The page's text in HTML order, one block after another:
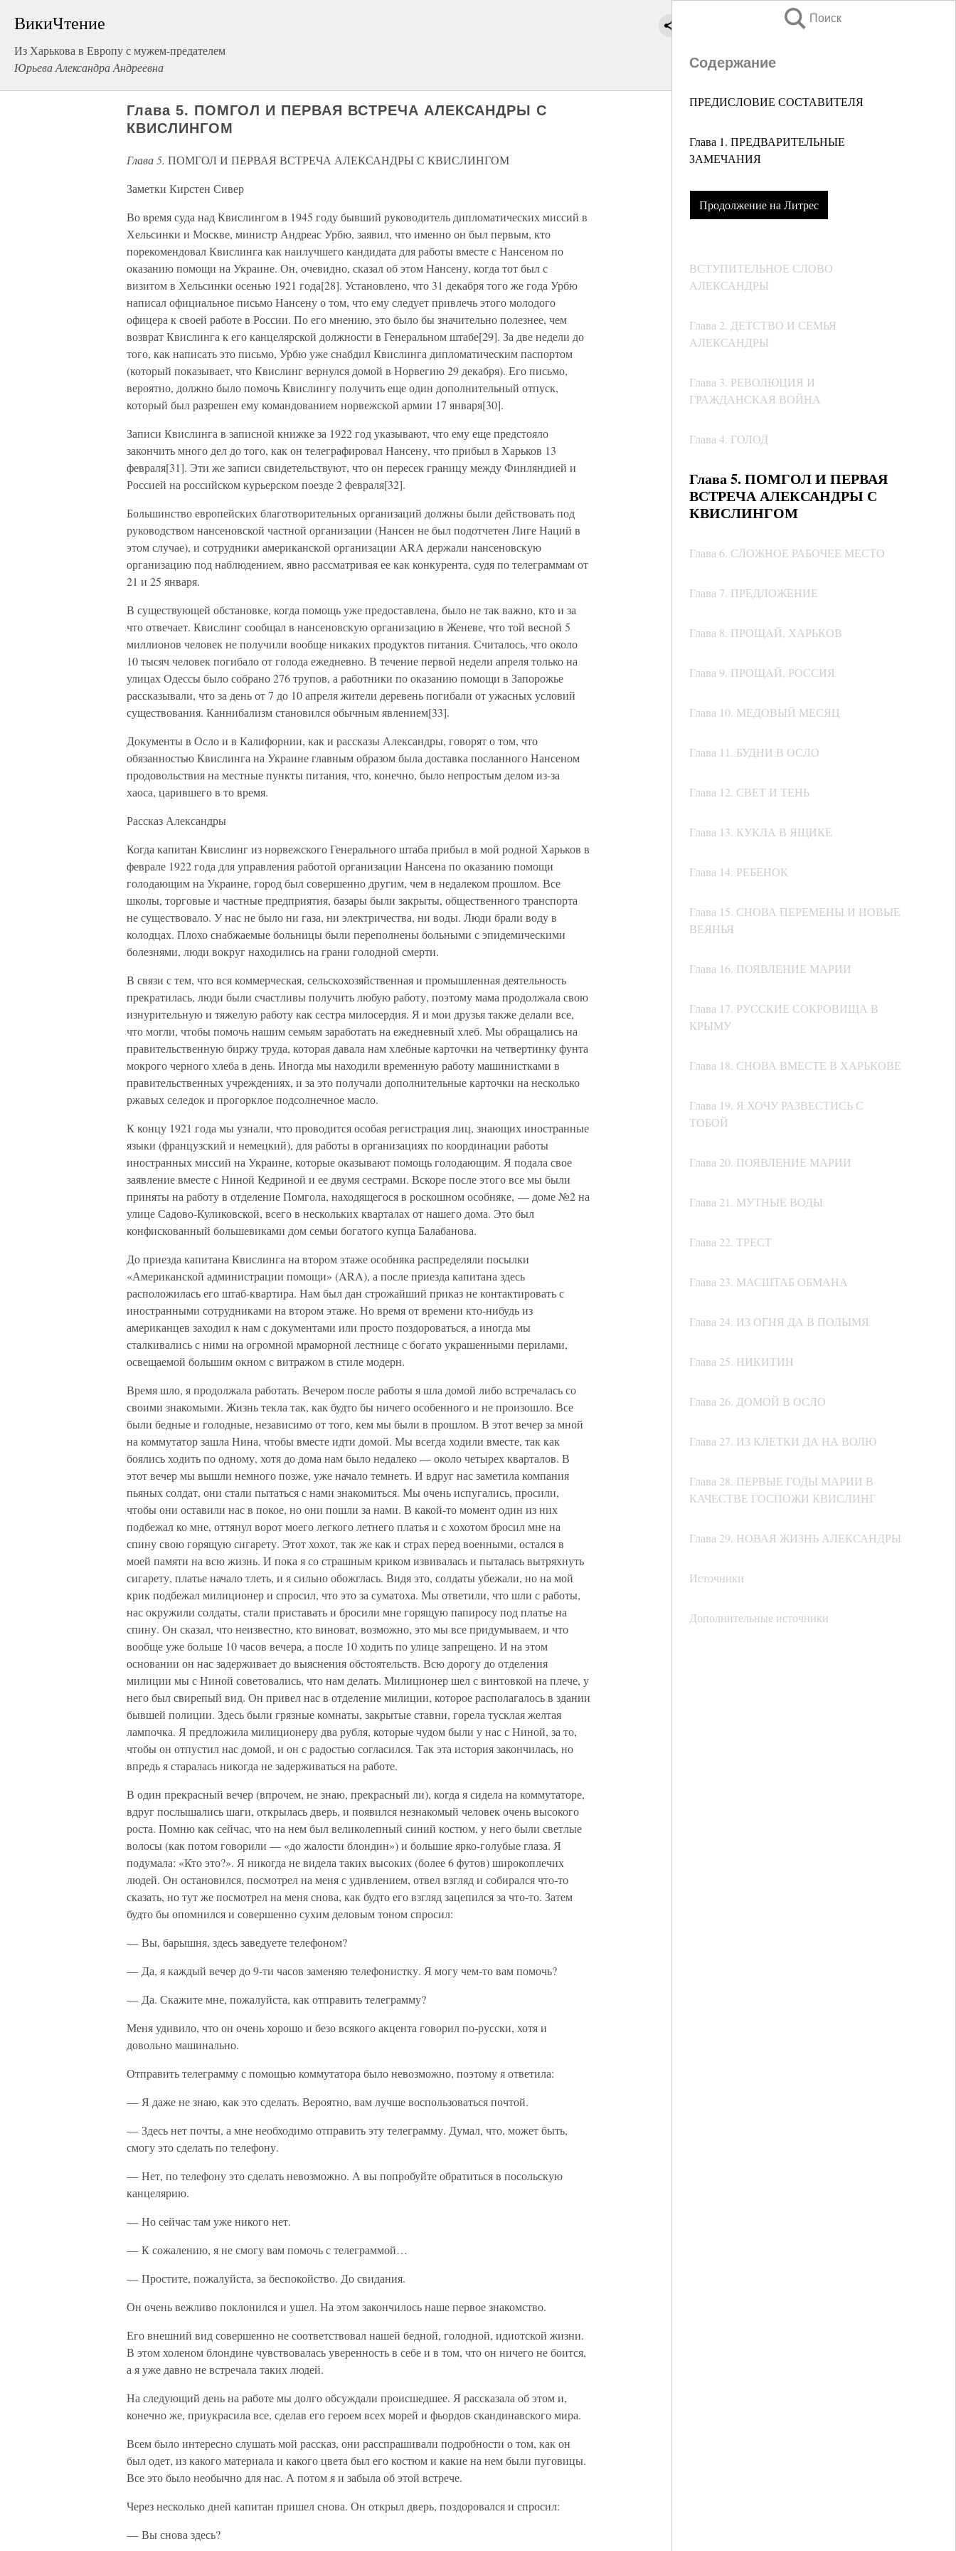
ВикиЧтение
Из Харькова в Европу с мужем-предателем
Юрьева Александра Андреевна
Поиск
Содержание
ПРЕДИСЛОВИЕ СОСТАВИТЕЛЯ
Глава 1. ПРЕДВАРИТЕЛЬНЫЕ
ЗАМЕЧАНИЯ
Продолжение на Литрес
ВСТУПИТЕЛЬНОЕ СЛОВО
АЛЕКСАНДРЫ
Глава 2. ДЕТСТВО И СЕМЬЯ
АЛЕКСАНДРЫ
Глава 3. РЕВОЛЮЦИЯ И
ГРАЖДАНСКАЯ ВОЙНА
Глава 4. ГОЛОД
Глава 5. ПОМГОЛ И ПЕРВАЯ
ВСТРЕЧА АЛЕКСАНДРЫ С
КВИСЛИНГОМ
Глава 6. СЛОЖНОЕ РАБОЧЕЕ МЕСТО
Глава 7. ПРЕДЛОЖЕНИЕ
Глава 8. ПРОЩАЙ, ХАРЬКОВ
Глава 9. ПРОЩАЙ, РОССИЯ
Глава 10. МЕДОВЫЙ МЕСЯЦ
Глава 11. БУДНИ В ОСЛО
Глава 12. СВЕТ И ТЕНЬ
Глава 13. КУКЛА В ЯЩИКЕ
Глава 14. РЕБЕНОК
Глава 15. СНОВА ПЕРЕМЕНЫ И НОВЫЕ
ВЕЯНЬЯ
Глава 16. ПОЯВЛЕНИЕ МАРИИ
Глава 17. РУССКИЕ СОКРОВИЩА В
КРЫМУ
Глава 18. СНОВА ВМЕСТЕ В ХАРЬКОВЕ
Глава 19. Я ХОЧУ РАЗВЕСТИСЬ С
ТОБОЙ
Глава 20. ПОЯВЛЕНИЕ МАРИИ
Глава 21. МУТНЫЕ ВОДЫ
Глава 22. ТРЕСТ
Глава 23. МАСШТАБ ОБМАНА
Глава 24. ИЗ ОГНЯ ДА В ПОЛЫМЯ
Глава 25. НИКИТИН
Глава 26. ДОМОЙ В ОСЛО
Глава 27. ИЗ КЛЕТКИ ДА НА ВОЛЮ
Глава 28. ПЕРВЫЕ ГОДЫ МАРИИ В
КАЧЕСТВЕ ГОСПОЖИ КВИСЛИНГ
Глава 29. НОВАЯ ЖИЗНЬ АЛЕКСАНДРЫ
Источники
Дополнительные источники
Глава 5. ПОМГОЛ И ПЕРВАЯ ВСТРЕЧА АЛЕКСАНДРЫ С
КВИСЛИНГОМ
Глава 5. ПОМГОЛ И ПЕРВАЯ ВСТРЕЧА АЛЕКСАНДРЫ С КВИСЛИНГОМ
Заметки Кирстен Сивер
Во время суда над Квислингом в 1945 году бывший руководитель дипломатических миссий в
Хельсинки и Москве, министр Андреас Урбю, заявил, что именно он был первым, кто
порекомендовал Квислинга как наилучшего кандидата для работы вместе с Нансеном по
оказанию помощи на Украине. Он, очевидно, сказал об этом Нансену, когда тот был с
визитом в Хельсинки осенью 1921 года[28]. Установлено, что 31 декабря того же года Урбю
написал официальное письмо Нансену о том, что ему следует привлечь этого молодого
офицера к своей работе в России. По его мнению, это было бы значительно полезнее, чем
возврат Квислинга к его канцелярской должности в Генеральном штабе[29]. За две недели до
того, как написать это письмо, Урбю уже снабдил Квислинга дипломатическим паспортом
(который показывает, что Квислинг вернулся домой в Норвегию 29 декабря). Его письмо,
вероятно, должно было помочь Квислингу получить еще один дополнительный отпуск,
который был разрешен ему командованием норвежской армии 17 января[30].
Записи Квислинга в записной книжке за 1922 год указывают, что ему еще предстояло
закончить много дел до того, как он телеграфировал Нансену, что прибыл в Харьков 13
февраля[31]. Эти же записи свидетельствуют, что он пересек границу между Финляндией и
Россией на российском курьерском поезде 2 февраля[32].
Большинство европейских благотворительных организаций должны были действовать под
руководством нансеновской частной организации (Нансен не был подотчетен Лиге Наций в
этом случае), и сотрудники американской организации ARA держали нансеновскую
организацию под наблюдением, явно рассматривая ее как конкурента, судя по телеграммам от
21 и 25 января.
В существующей обстановке, когда помощь уже предоставлена, было не так важно, кто и за
что отвечает. Квислинг сообщал в нансеновскую организацию в Женеве, что той весной 5
миллионов человек не получили вообще никаких продуктов питания. Считалось, что около
10 тысяч человек погибало от голода ежедневно. В течение первой недели апреля только на
улицах Одессы было собрано 276 трупов, а работники по оказанию помощи в Запорожье
рассказывали, что за день от 7 до 10 апреля жители деревень погибали от ужасных условий
существования. Каннибализм становился обычным явлением[33].
Документы в Осло и в Калифорнии, как и рассказы Александры, говорят о том, что
обязанностью Квислинга на Украине главным образом была доставка посланного Нансеном
продовольствия на местные пункты питания, что, конечно, было непростым делом из-за
хаоса, царившего в то время.
Рассказ Александры
Когда капитан Квислинг из норвежского Генерального штаба прибыл в мой родной Харьков в
феврале 1922 года для управления работой организации Нансена по оказанию помощи
голодающим на Украине, город был совершенно другим, чем в недалеком прошлом. Все
школы, торговые и частные предприятия, базары были закрыты, общественного транспорта
не существовало. У нас не было ни газа, ни электричества, ни воды. Люди брали воду в
колодцах. Плохо снабжаемые больницы были переполнены больными с эпидемическими
болезнями, люди вокруг находились на грани голодной смерти.
В связи с тем, что вся коммерческая, сельскохозяйственная и промышленная деятельность
прекратилась, люди были счастливы получить любую работу, поэтому мама продолжала свою
изнурительную и тяжелую работу как сестра милосердия. Я и мои друзья также делали все,
что могли, чтобы помочь нашим семьям заработать на ежедневный хлеб. Мы обращались на
правительственную биржу труда, которая давала нам хлебные карточки на четвертинку фунта
мокрого черного хлеба в день. Иногда мы находили временную работу машинистками в
правительственных учреждениях, и за это получали дополнительные карточки на несколько
ржавых селедок и прогорклое подсолнечное масло.
К концу 1921 года мы узнали, что проводится особая регистрация лиц, знающих иностранные
языки (французский и немецкий), для работы в организациях по координации работы
иностранных миссий на Украине, которые оказывают помощь голодающим. Я подала свое
заявление вместе с Ниной Кедриной и ее двумя сестрами. Вскоре после этого все мы были
приняты на работу в отделение Помгола, находящегося в роскошном особняке, — доме №2 на
улице Садово-Куликовской, всего в нескольких кварталах от нашего дома. Это был
конфискованный большевиками дом семьи богатого купца Балабанова.
До приезда капитана Квислинга на втором этаже особняка распределяли посылки
«Американской администрации помощи» (ARA), а после приезда капитана здесь
расположилась его штаб-квартира. Нам был дан строжайший приказ не контактировать с
иностранными сотрудниками на втором этаже. Но время от времени кто-нибудь из
американцев заходил к нам с документами или просто поздороваться, а иногда мы
сталкивались с ними на огромной мраморной лестнице с богато украшенными перилами,
освещаемой большим окном с витражом в стиле модерн.
Время шло, я продолжала работать. Вечером после работы я шла домой либо встречалась со
своими знакомыми. Жизнь текла так, как будто бы ничего особенного и не произошло. Все
были бедные и голодные, независимо от того, кем мы были в прошлом. В этот вечер за мной
на коммутатор зашла Нина, чтобы вместе идти домой. Мы всегда ходили вместе, так как
боялись ходить по одному, хотя до дома нам было недалеко — около четырех кварталов. В
этот вечер мы вышли немного позже, уже начало темнеть. И вдруг нас заметила компания
пьяных солдат, они стали пытаться с нами знакомиться. Мы очень испугались, просили,
чтобы они оставили нас в покое, но они пошли за нами. В какой-то момент один из них
подбежал ко мне, оттянул ворот моего легкого летнего платья и с хохотом бросил мне на
спину свою горящую сигарету. Этот хохот, так же как и страх перед военными, остался в
моей памяти на всю жизнь. И пока я со страшным криком извивалась и пыталась вытряхнуть
сигарету, платье начало тлеть, и я сильно обожглась. Видя это, солдаты убежали, но на мой
крик подбежал милиционер и спросил, что это за суматоха. Мы ответили, что шли с работы,
нас окружили солдаты, стали приставать и бросили мне горящую папиросу под платье на
спину. Он сказал, что неизвестно, кто виноват, возможно, это мы все придумываем, и что
вообще уже больше 10 часов вечера, а после 10 ходить по улице запрещено. И на этом
основании он нас задерживает до выяснения обстоятельств. Всю дорогу до отделения
милиции мы с Ниной советовались, что нам делать. Милиционер шел с винтовкой на плече, у
него был свирепый вид. Он привел нас в отделение милиции, которое располагалось в здании
бывшей полиции. Здесь были грязные комнаты, закрытые ставни, горела тусклая желтая
лампочка. Я предложила милиционеру два рубля, которые чудом были у нас с Ниной, за то,
чтобы он отпустил нас домой, и он с радостью согласился. Так эта история закончилась, но
впредь я старалась никогда не задерживаться на работе.
В один прекрасный вечер (впрочем, не знаю, прекрасный ли), когда я сидела на коммутаторе,
вдруг послышались шаги, открылась дверь, и появился незнакомый человек очень высокого
роста. Помню как сейчас, что на нем был великолепный синий костюм, у него были светлые
волосы (как потом говорили — «до жалости блондин») и большие ярко-голубые глаза. Я
подумала: «Кто это?». Я никогда не видела таких высоких (более 6 футов) широкоплечих
людей. Он остановился, посмотрел на меня с удивлением, отвел взгляд и собирался что-то
сказать, но тут же посмотрел на меня снова, как будто его взгляд зацепился за что-то. Затем
будто бы опомнился и совершенно сухим деловым тоном спросил:
— Вы, барышня, здесь заведуете телефоном?
— Да, я каждый вечер до 9-ти часов заменяю телефонистку. Я могу чем-то вам помочь?
— Да. Скажите мне, пожалуйста, как отправить телеграмму?
Меня удивило, что он очень хорошо и безо всякого акцента говорил по-русски, хотя и
довольно машинально.
Отправить телеграмму с помощью коммутатора было невозможно, поэтому я ответила:
— Я даже не знаю, как это сделать. Вероятно, вам лучше воспользоваться почтой.
— Здесь нет почты, а мне необходимо отправить эту телеграмму. Думал, что, может быть,
смогу это сделать по телефону.
— Нет, по телефону это сделать невозможно. А вы попробуйте обратиться в посольскую
канцелярию.
— Но сейчас там уже никого нет.
— К сожалению, я не смогу вам помочь с телеграммой…
— Простите, пожалуйста, за беспокойство. До свидания.
Он очень вежливо поклонился и ушел. На этом закончилось наше первое знакомство.
Его внешний вид совершенно не соответствовал нашей бедной, голодной, идиотской жизни.
В этом холеном блондине чувствовалась уверенность в себе и в том, что он ничего не боится,
а я уже давно не встречала таких людей.
На следующий день на работе мы долго обсуждали происшедшее. Я рассказала об этом и,
конечно же, приукрасила все, сделав его героем всех морей и фьордов скандинавского мира.
Всем было интересно слушать мой рассказ, они расспрашивали подробности о том, как он
был одет, из какого материала и какого цвета был его костюм и какие на нем были пуговицы.
Все это было необычно для нас. А потом я и забыла об этой встрече.
Через несколько дней капитан пришел снова. Он открыл дверь, поздоровался и спросил:
— Вы снова здесь?